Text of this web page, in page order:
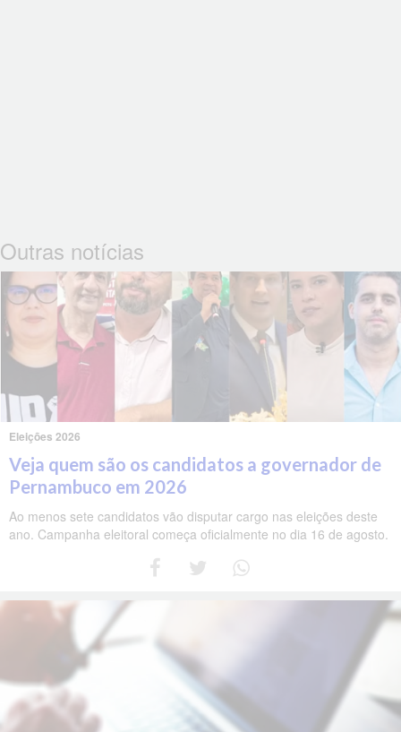
Outras notícias
Eleições 2026
Veja quem são os candidatos a governador de
Pernambuco em 2026
Ao menos sete candidatos vão disputar cargo nas eleições deste
ano. Campanha eleitoral começa oficialmente no dia 16 de agosto.